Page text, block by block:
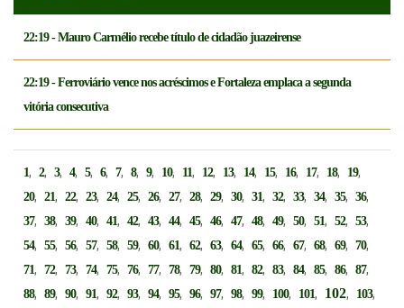
22:19 - Mauro Carmélio recebe título de cidadão juazeirense
22:19 - Ferroviário vence nos acréscimos e Fortaleza emplaca a segunda
vitória consecutiva
1,2,3,4,5,6,7,8,9, 10, 11, 12, 13, 14, 15, 16, 17, 18, 19,
20,21,22,23,24,25,26,27,28,29,30,31,32,33,34,35,36,
37,38,39,40,41,42,43,44,45,46,47,48,49,50,51,52,53,
54,55,56,57,58,59,60,61,62,63,64,65,66,67,68,69,70,
71,72,73,74,75,76,77,78,79,80,81,82,83,84,85,86,87,
88,89,90,91,92,93,94,95,96,97,98,99, 100, 101, 102, 103,